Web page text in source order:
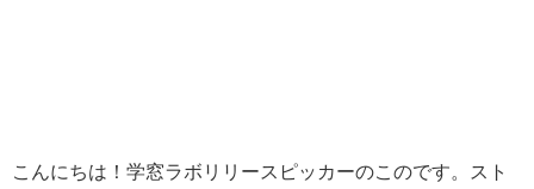
こんにちは！学窓ラボリリースピッカーのこのです。スト